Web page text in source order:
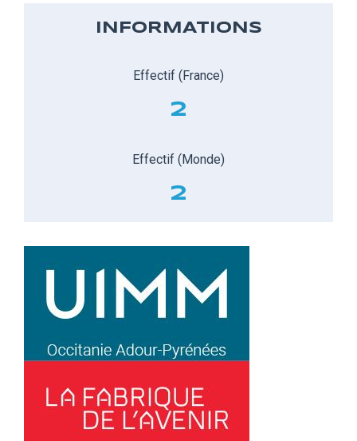
INFORMATIONS
Effectif (France)
2
Effectif (Monde)
2